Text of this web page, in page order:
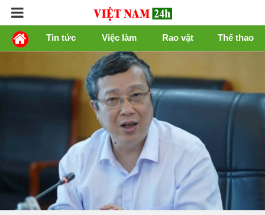
Tin tức Việc làm Rao vặt Thể thao